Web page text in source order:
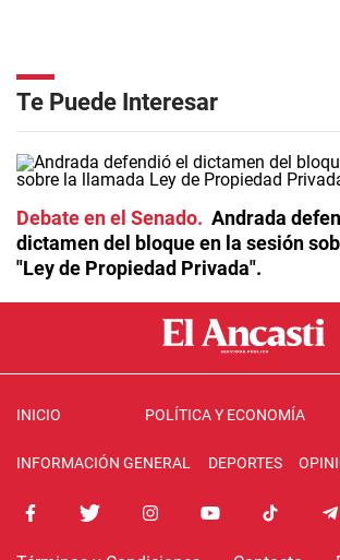
Te Puede Interesar
Debate en el Senado
Andrada
dictamen del bloque en la sesión
"Ley de Propiedad Privada".
INICIO POLÍTICA Y ECONOMÍA
INFORMACIÓN GENERAL DEPORTES